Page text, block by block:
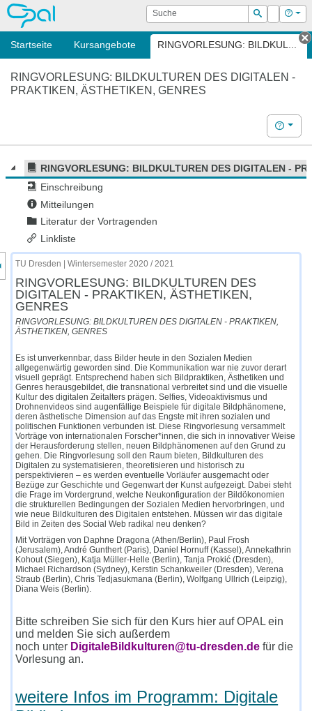
OPAL Suche
Suchen
Login Hilfe
Startseite Kursangebote RINGVORLESUNG: BILDKUL...
RINGVORLESUNG: BILDKULTUREN DES DIGITALEN -
PRAKTIKEN, ÄSTHETIKEN, GENRES
Hilfe
RINGVORLESUNG: BILDKULTUREN DES DIGITALEN -
Einschreibung
Mitteilungen
Literatur der Vortragenden
Linkliste
des Kursmenüs
TU Dresden | Wintersemester 2020 / 2021
RINGVORLESUNG: BILDKULTUREN DES
DIGITALEN - PRAKTIKEN, ÄSTHETIKEN,
GENRES
RINGVORLESUNG: BILDKULTUREN DES DIGITALEN - PRAKTIKEN,
ÄSTHETIKEN, GENRES
Es ist unverkennbar, dass Bilder heute in den Sozialen Medien
allgegenwärtig geworden sind. Die Kommunikation war nie zuvor derart
visuell geprägt. Entsprechend haben sich Bildpraktiken, Ästhetiken und
Genres herausgebildet, die transnational verbreitet sind und die visuelle
Kultur des digitalen Zeitalters prägen. Selfies, Videoaktivismus und
Drohnenvideos sind augenfällige Beispiele für digitale Bildphänomene,
deren ästhetische Dimension auf das Engste mit ihren sozialen und
politischen Funktionen verbunden ist. Diese Ringvorlesung versammelt
Vorträge von internationalen Forscher*innen, die sich in innovativer Weise
der Herausforderung stellen, neuen Bildphänomenen auf den Grund zu
gehen. Die Ringvorlesung soll den Raum bieten, Bildkulturen des
Digitalen zu systematisieren, theoretisieren und historisch zu
perspektivieren – es werden eventuelle Vorläufer ausgemacht oder
Bezüge zur Geschichte und Gegenwart der Kunst aufgezeigt. Dabei steht
die Frage im Vordergrund, welche Neukonfiguration der Bildökonomien
die strukturellen Bedingungen der Sozialen Medien hervorbringen, und
wie neue Bildkulturen des Digitalen entstehen. Müssen wir das digitale
Bild in Zeiten des Social Web radikal neu denken?
Mit Vorträgen von Daphne Dragona (Athen/Berlin), Paul Frosh
(Jerusalem), André Gunthert (Paris), Daniel Hornuff (Kassel), Annekathrin
Kohout (Siegen), Katja Müller-Helle (Berlin), Tanja Prokić (Dresden),
Michael Richardson (Sydney), Kerstin Schankweiler (Dresden), Verena
Straub (Berlin), Chris Tedjasukmana (Berlin), Wolfgang Ullrich (Leipzig),
Diana Weis (Berlin).
Bitte schreiben Sie sich für den Kurs hier auf OPAL ein
und melden Sie sich außerdem
noch unter DigitaleBildkulturen@tu-dresden.de für die
Vorlesung an.
weitere Infos im Programm: Digitale